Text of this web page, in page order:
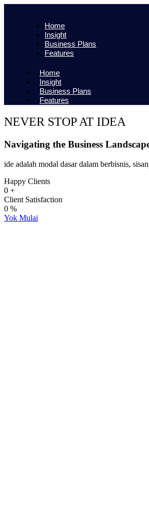
Home
Insight
Business Plans
Features
Home
Insight
Business Plans
Features
NEVER STOP AT IDEA
Navigating the Business
ide adalah modal dasar dalam berbisnis,
Happy Clients
0 +
Client Satisfaction
0 %
Yok Mulai